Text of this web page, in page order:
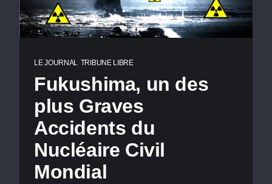
LE JOURNAL TRIBUNE LIBRE
Fukushima, un des
plus Graves
Accidents du
Nucléaire Civil
Mondial